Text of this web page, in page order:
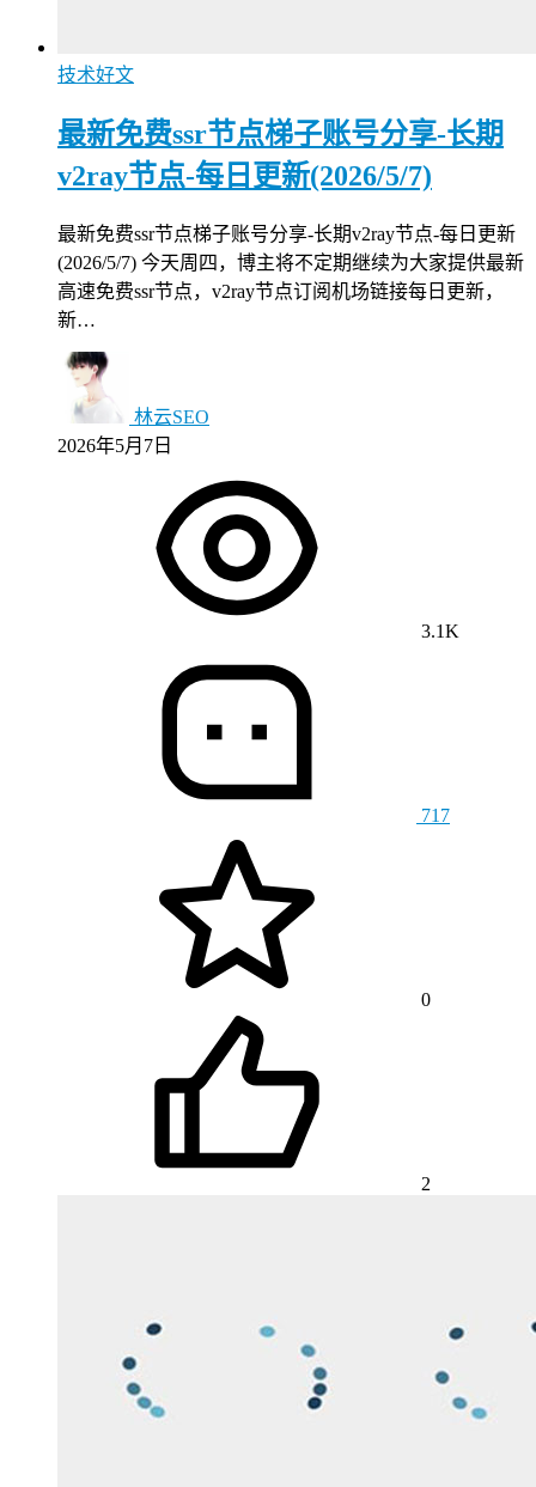
技术好文
最新免费ssr节点梯子账号分享-长期
v2ray节点-每日更新(2026/5/7)
最新免费ssr节点梯子账号分享-长期v2ray节点-每日更新
(2026/5/7) 今天周四，博主将不定期继续为大家提供最新
高速免费ssr节点，v2ray节点订阅机场链接每日更新，
新…
林云SEO
2026年5月7日
3.1K
717
0
2